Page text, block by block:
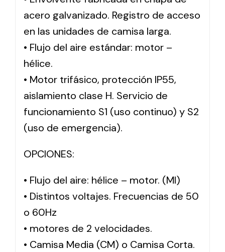
acero galvanizado. Registro de acceso
en las unidades de camisa larga.
• Flujo del aire estándar: motor –
hélice.
• Motor trifásico, protección IP55,
aislamiento clase H. Servicio de
funcionamiento S1 (uso continuo) y S2
(uso de emergencia).
OPCIONES:
• Flujo del aire: hélice – motor. (MI)
• Distintos voltajes. Frecuencias de 50
o 60Hz
• motores de 2 velocidades.
• Camisa Media (CM) o Camisa Corta.